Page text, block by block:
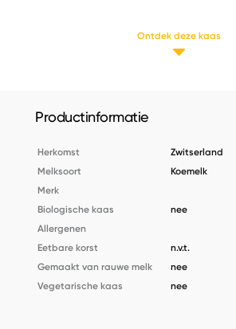
Ontdek deze kaas
Productinformatie
Herkomst
Zwitserland
Melksoort
Koemelk
Merk
Biologische kaas
nee
Allergenen
Eetbare korst
n.v.t.
Gemaakt van rauwe melk
nee
Vegetarische kaas
nee